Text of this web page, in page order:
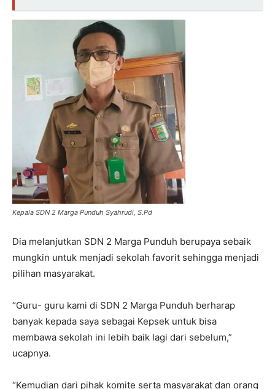
Kepala SDN 2 Marga Punduh Syahrudi, S.Pd
Dia melanjutkan SDN 2 Marga Punduh berupaya sebaik
mungkin untuk menjadi sekolah favorit sehingga menjadi
pilihan masyarakat.
“Guru- guru kami di SDN 2 Marga Punduh berharap
banyak kepada saya sebagai Kepsek untuk bisa
membawa sekolah ini lebih baik lagi dari sebelum,”
ucapnya.
“Kemudian dari pihak komite serta masyarakat dan orang